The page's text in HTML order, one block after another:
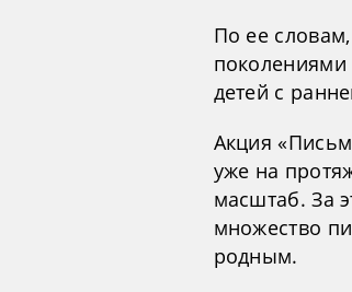
По ее
поколениями
детей с
Акция
уже на
масштаб. За
множество
родным.